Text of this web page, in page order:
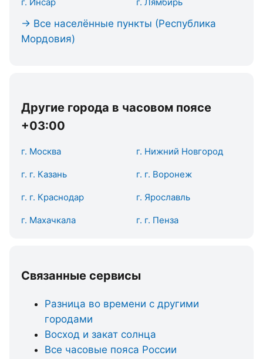
→ Все населённые пункты (Республика
Мордовия)
Другие города в часовом поясе
+03:00
г. Москва г. Нижний Новгород
г. г. Казань г. г. Воронеж
г. г. Краснодар г. Ярославль
г. Махачкала г. г. Пенза
Связанные сервисы
Разница во времени с другими
городами
Восход и закат солнца
Все часовые пояса России